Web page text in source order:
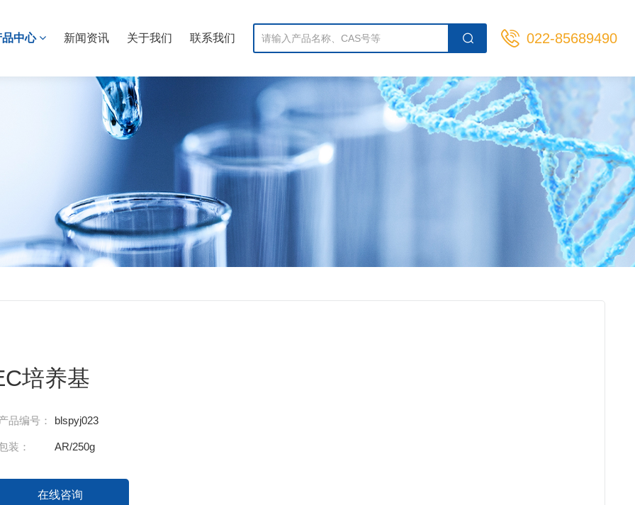
品中心 新闻资讯 关于我们 联系我们 022-85689490
培养基
品编号： blspyj023
装： AR/250g
在线咨询